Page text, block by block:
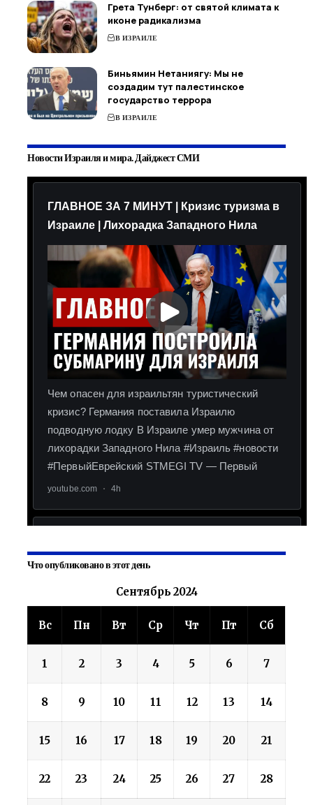
Грета Тунберг: от святой климата к
иконе радикализма
В ИЗРАИЛЕ
Биньямин Нетаниягу: Мы не
создадим тут палестинское
государство террора
В ИЗРАИЛЕ
Новости Израиля и мира. Дайджест СМИ
Что опубликовано в этот день
Сентябрь 2024
Вс Пн Вт Ср Чт Пт Сб
1 2 3 4 5 6 7
8 9 10 11 12 13 14
15 16 17 18 19 20 21
22 23 24 25 26 27 28